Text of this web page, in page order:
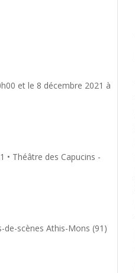
et le 8 décembre 2021 à
• Théâtre des Capucins -
de-scènes Athis-Mons (91)